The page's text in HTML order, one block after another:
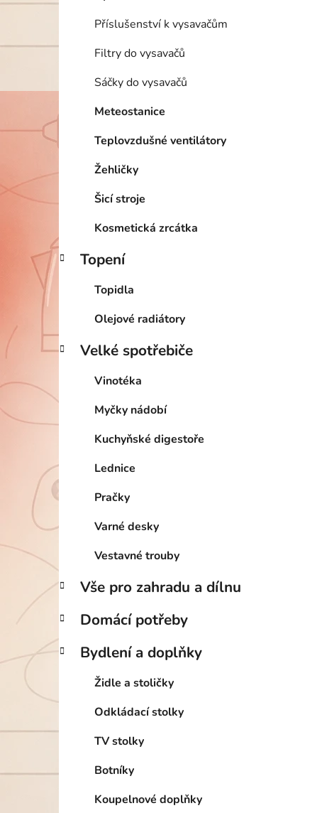
Příslušenství k vysavačům
Filtry do vysavačů
Sáčky do vysavačů
Meteostanice
Teplovzdušné ventilátory
Žehličky
Šicí stroje
Kosmetická zrcátka
Topení
Topidla
Olejové radiátory
Velké spotřebiče
Vinotéka
Myčky nádobí
Kuchyňské digestoře
Lednice
Pračky
Varné desky
Vestavné trouby
Vše pro zahradu a dílnu
Domácí potřeby
Bydlení a doplňky
Židle a stoličky
Odkládací stolky
TV stolky
Botníky
Koupelnové doplňky